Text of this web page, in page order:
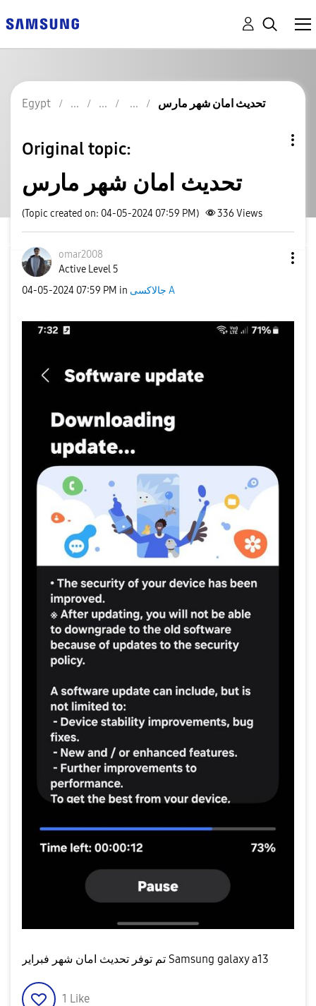
Egypt تحديث امان شهر مارس
Original topic:
تحديث امان شهر مارس
(Topic created on: 04-05-2024 07:59 PM) 336 Views
omar2008
Active Level 5
‎04-05-2024 07:59 PM in جالاكسى A
تم توفر تحديث امان شهر فبراير Samsung galaxy a13
1 Like